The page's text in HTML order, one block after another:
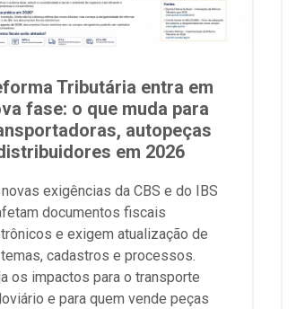
Tributária entra em
fase: o que muda para
autopeças
em 2026
exigências da CBS e do IBS
documentos fiscais
e exigem atualização de
cadastros e processos.
os impactos para o transporte
e para quem vende peças